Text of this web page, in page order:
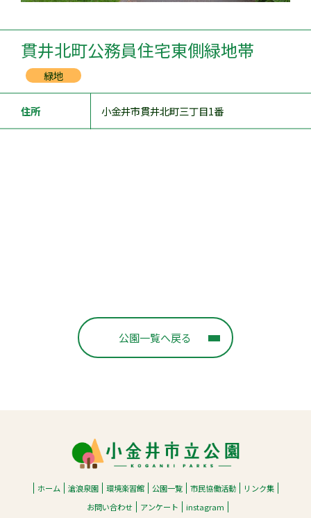
貫井北町公務員住宅東側緑地帯
緑地
住所 小金井市貫井北町三丁目1番
公園一覧へ戻る
ホーム 滄浪泉園 環境楽習館 公園一覧 市民協働活動
リンク集
お問い合わせ
アンケート instagram